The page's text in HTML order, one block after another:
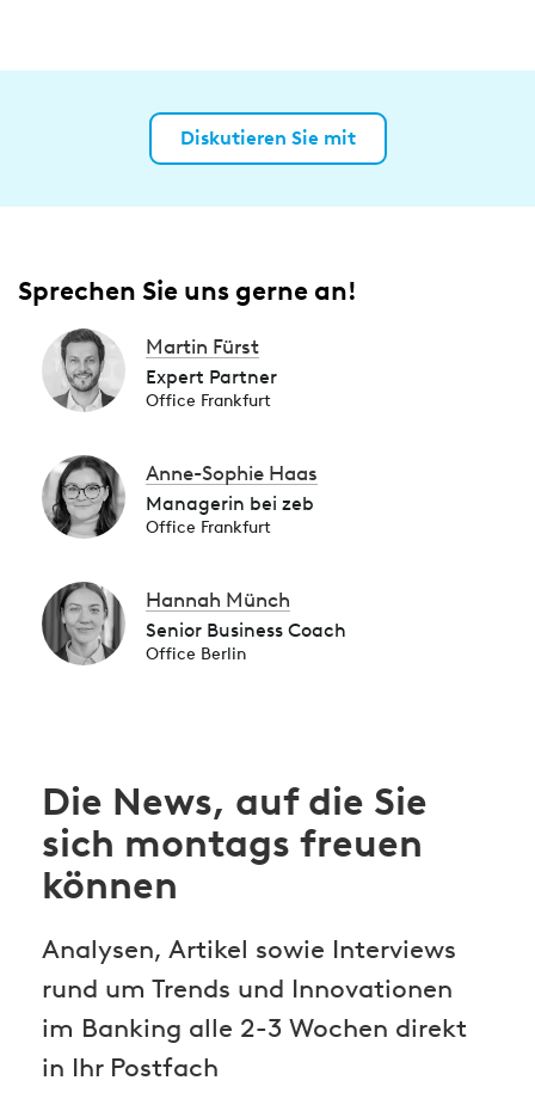
Diskutieren Sie mit
Sprechen Sie uns gerne an!
Martin Fürst
Expert Partner
Office Frankfurt
Anne-Sophie Haas
Managerin bei zeb
Office Frankfurt
Hannah Münch
Senior Business Coach
Office Berlin
Die News, auf die Sie
sich montags freuen
können
Analysen, Artikel sowie Interviews
rund um Trends und Innovationen
im Banking alle 2-3 Wochen direkt
in Ihr Postfach